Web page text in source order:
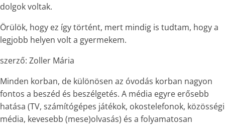
dolgok voltak.
Örülök, hogy ez így történt, mert mindig is tudtam, hogy a
legjobb helyen volt a gyermekem.
szerző: Zoller Mária
Minden korban, de különösen az óvodás korban nagyon
fontos a beszéd és beszélgetés. A média egyre erősebb
hatása (TV, számítógépes játékok, okostelefonok, közösségi
média, kevesebb (mese)olvasás) és a folyamatosan